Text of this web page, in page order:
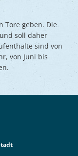
Tore geben. Die
soll daher
sind von
von Juni bis